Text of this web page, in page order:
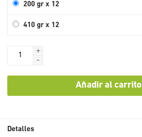
200 gr x 12
410 gr x 12
+
-
Añadir al carrito
Detalles